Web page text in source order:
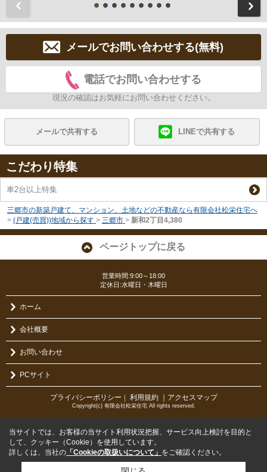
メールでお問い合わせする(無料)
電話でお問い合わせする
現況の確認はお気軽にお問い合わせください。
メールで共有する LINEで共有する
こだわり特集
車2台以上特集
三郷市の新築戸建て、マンション、土地などの不動産なら有限会社松栄住宅へ
> (戸建(売買))地域から探す > 三郷市 > 新和2丁目4,380
ページトップに戻る
営業時間:9:00～18:00
定休日:水曜日・木曜日
ホーム
会社概要
お問い合わせ
PCサイト
プライバシーポリシー 利用規約 ｜アクセスマップ
Copyright(c) 有限会社松栄住宅 All rights reserved.
当サイトでは、お客様の当サイト利用状況把握、サービス向上検討を目的と
して、クッキー（Cookie）を使用しています。
詳しくは、当社の 「Cookieの取扱いについて」 をご確認ください。